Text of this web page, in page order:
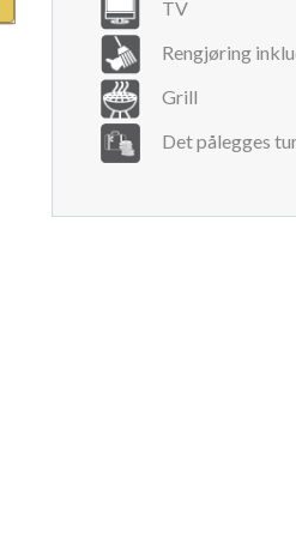
TV
Rengjøring
Grill
Det pålegges